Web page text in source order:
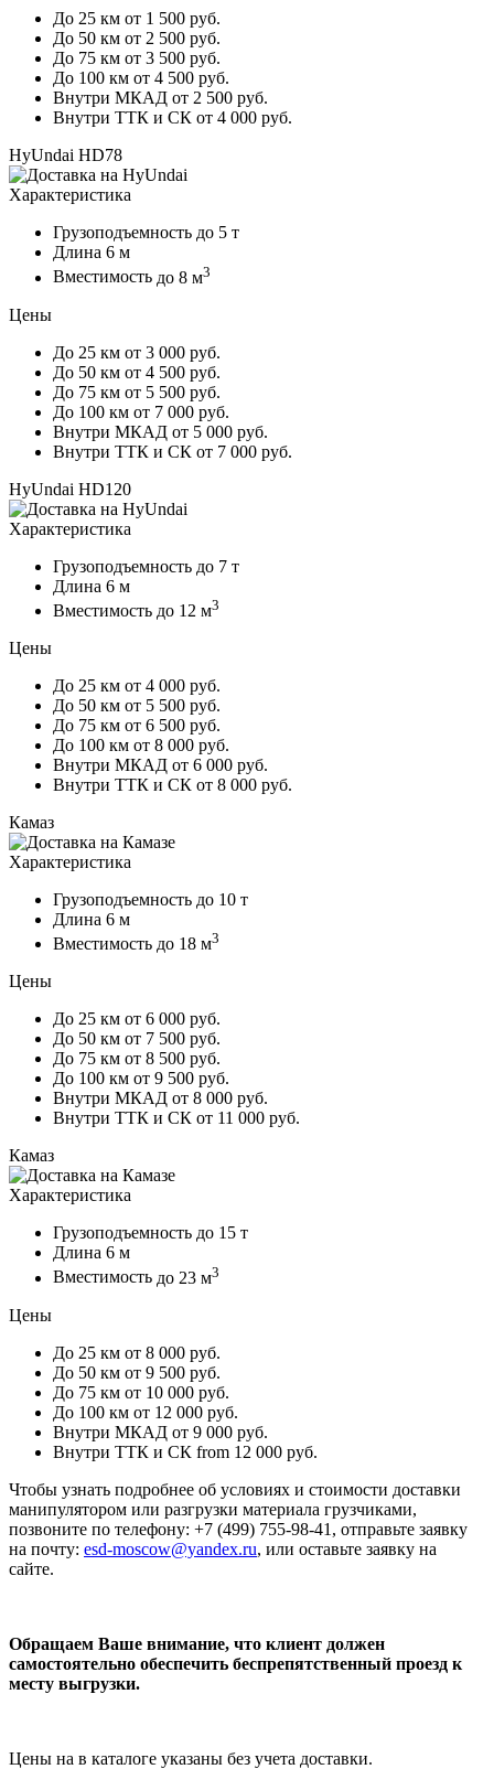
До 25 км от 1 500 руб.
До 50 км от 2 500 руб.
До 75 км от 3 500 руб.
До 100 км от 4 500 руб.
Внутри МКАД от 2 500 руб.
Внутри ТТК и СК от 4 000 руб.
HyUndai HD78
Характеристика
Грузоподъемность до 5 т
Длина 6 м
Вместимость до 8 м3
Цены
До 25 км от 3 000 руб.
До 50 км от 4 500 руб.
До 75 км от 5 500 руб.
До 100 км от 7 000 руб.
Внутри МКАД от 5 000 руб.
Внутри ТТК и СК от 7 000 руб.
HyUndai HD120
Характеристика
Грузоподъемность до 7 т
Длина 6 м
Вместимость до 12 м3
Цены
До 25 км от 4 000 руб.
До 50 км от 5 500 руб.
До 75 км от 6 500 руб.
До 100 км от 8 000 руб.
Внутри МКАД от 6 000 руб.
Внутри ТТК и СК от 8 000 руб.
Камаз
Характеристика
Грузоподъемность до 10 т
Длина 6 м
Вместимость до 18 м3
Цены
До 25 км от 6 000 руб.
До 50 км от 7 500 руб.
До 75 км от 8 500 руб.
До 100 км от 9 500 руб.
Внутри МКАД от 8 000 руб.
Внутри ТТК и СК от 11 000 руб.
Камаз
Характеристика
Грузоподъемность до 15 т
Длина 6 м
Вместимость до 23 м3
Цены
До 25 км от 8 000 руб.
До 50 км от 9 500 руб.
До 75 км от 10 000 руб.
До 100 км от 12 000 руб.
Внутри МКАД от 9 000 руб.
Внутри ТТК и СК from 12 000 руб.
Чтобы узнать подробнее об условиях и стоимости доставки
манипулятором или разгрузки материала грузчиками,
позвоните по телефону: +7 (499) 755-98-41, отправьте заявку
на почту: esd-moscow@yandex.ru, или оставьте заявку на
сайте.
Обращаем Ваше внимание, что клиент должен
самостоятельно обеспечить беспрепятственный проезд к
месту выгрузки.
Цены на в каталоге указаны без учета доставки.